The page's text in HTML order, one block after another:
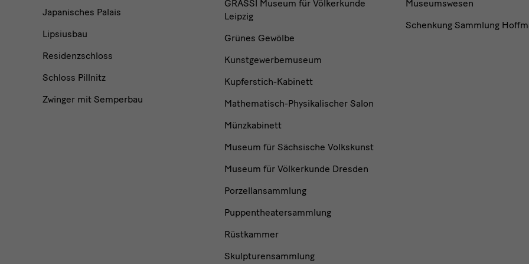
Japanisches Palais
Lipsiusbau
Residenzschloss
Schloss Pillnitz
Zwinger mit Semperbau
GRASSI Museum für Völkerkunde
Leipzig
Grünes Gewölbe
Kunstgewerbemuseum
Kupferstich-Kabinett
Mathematisch-Physikalischer Salon
Münzkabinett
Museum für Sächsische Volkskunst
Museum für Völkerkunde Dresden
Porzellansammlung
Puppentheatersammlung
Rüstkammer
Skulpturensammlung
Museumswesen
Schenkung Sammlung